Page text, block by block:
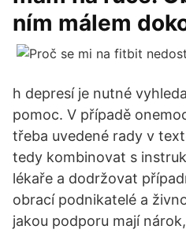
ním málem
h depresí je nutné
pomoc. V případě
třeba uvedené rady v
tedy kombinovat s
lékaře a dodržovat
obrací podnikatelé a
jakou podporu mají